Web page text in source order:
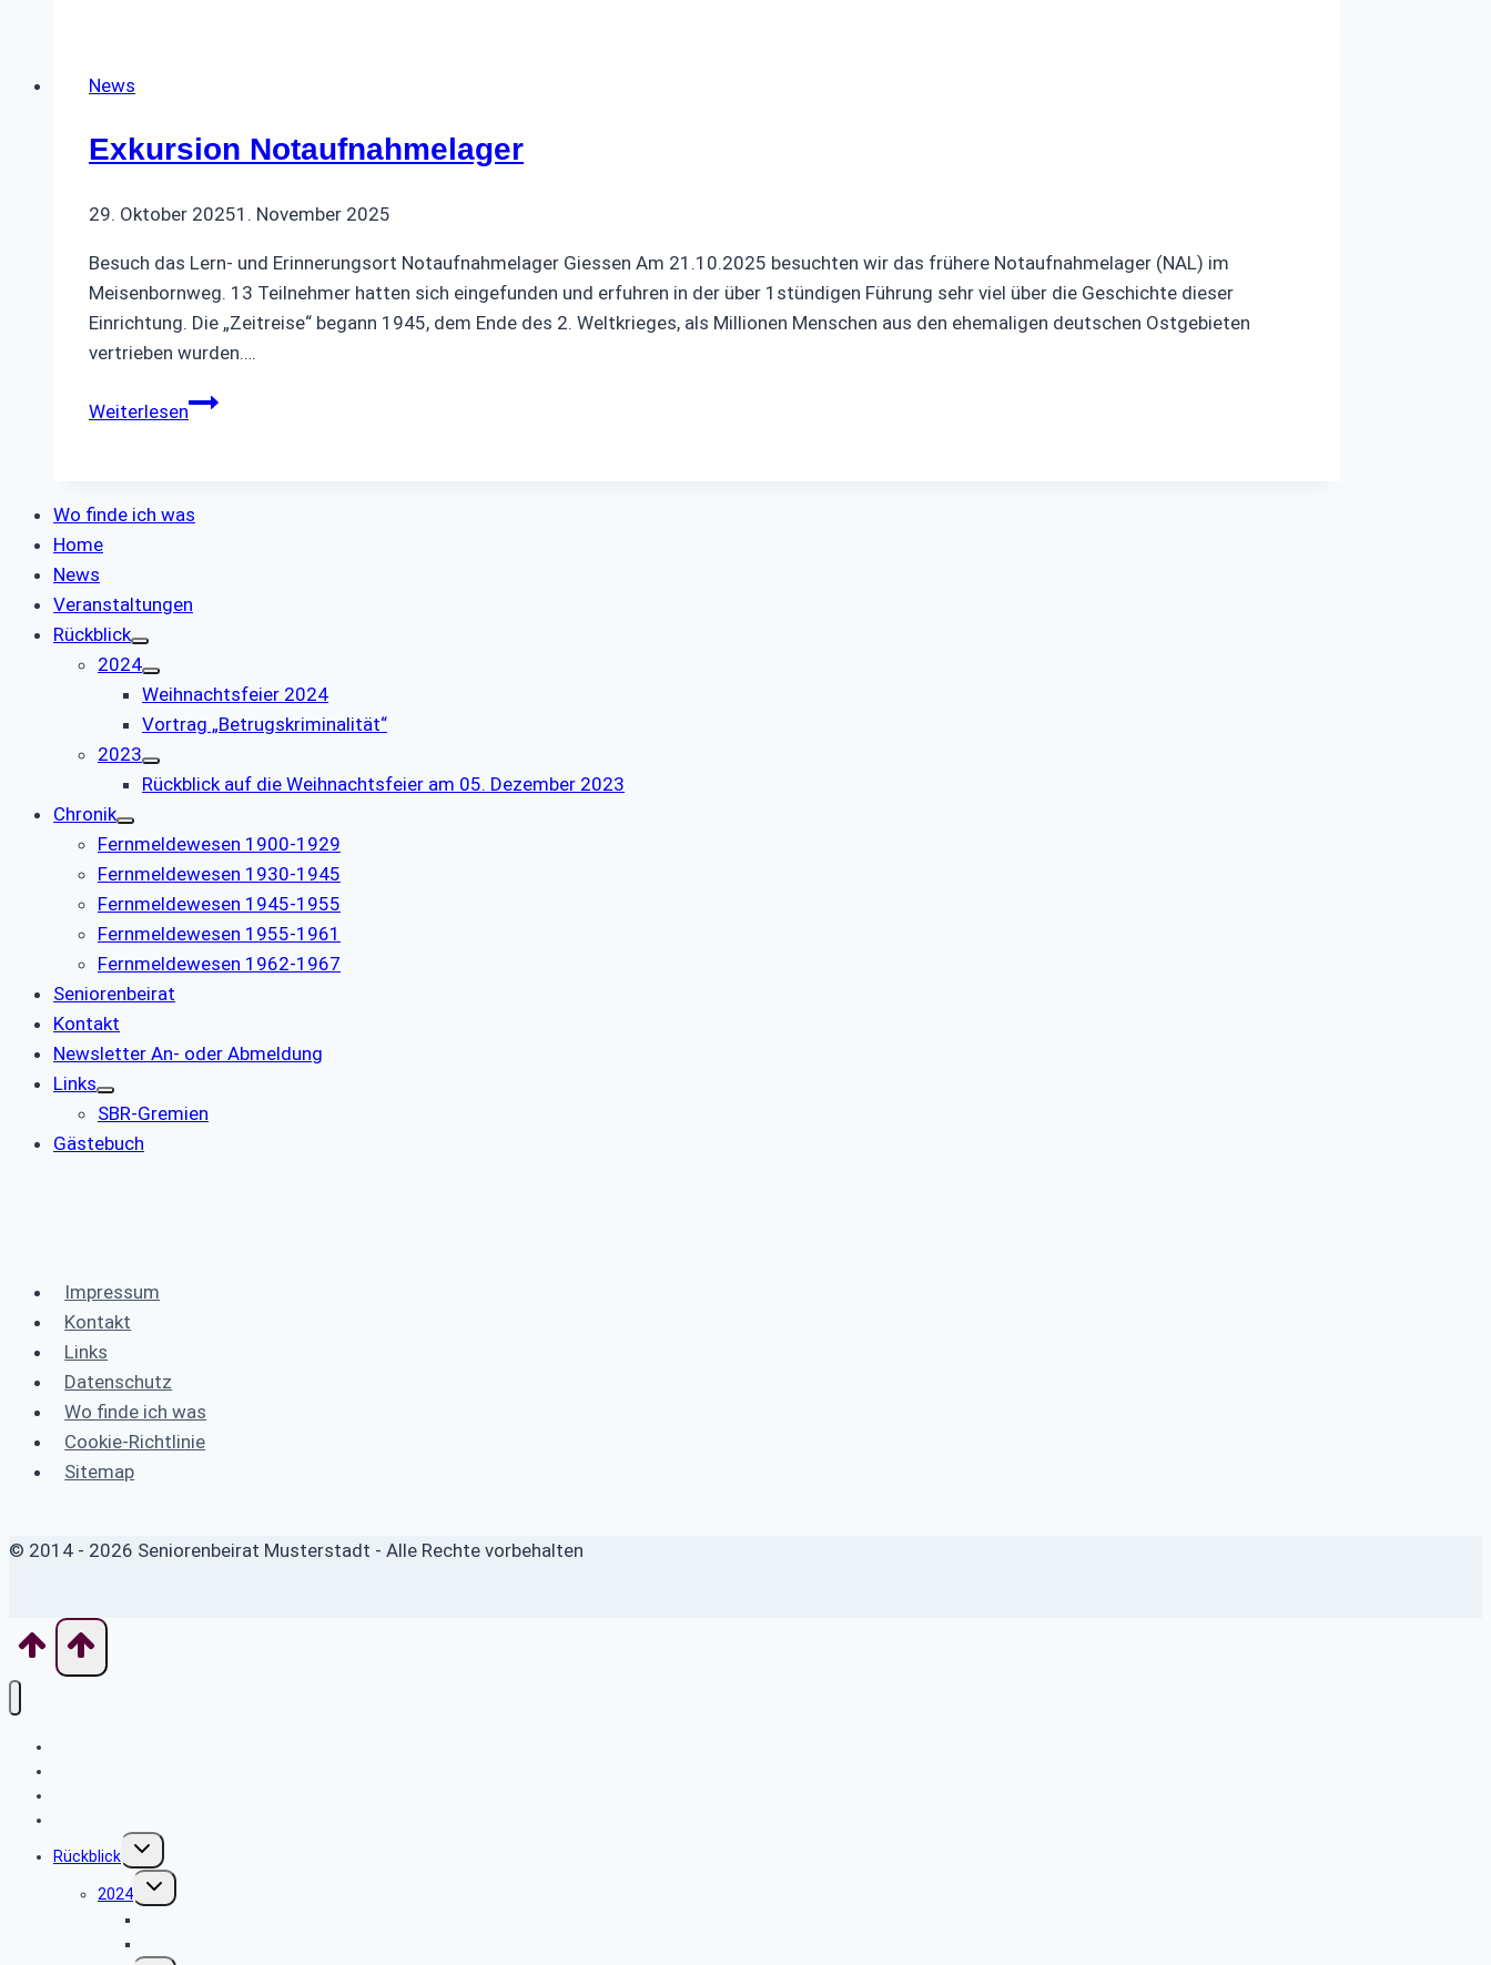
News
Exkursion Notaufnahmelager
29. Oktober 20251. November 2025
Besuch das Lern- und Erinnerungsort Notaufnahmelager Giessen Am 21.10.2025 besuchten wir das frühere Notaufnahmelager (NAL) im
Meisenbornweg. 13 Teilnehmer hatten sich eingefunden und erfuhren in der über 1stündigen Führung sehr viel über die Geschichte dieser
Einrichtung. Die „Zeitreise“ begann 1945, dem Ende des 2. Weltkrieges, als Millionen Menschen aus den ehemaligen deutschen Ostgebieten
vertrieben wurden….
WeiterlesenExkursion
Wo finde ich was
Home
News
Veranstaltungen
Rückblick
2024
Weihnachtsfeier 2024
Vortrag „Betrugskriminalität“
2023
Rückblick auf die Weihnachtsfeier am 05. Dezember 2023
Chronik
Fernmeldewesen 1900-1929
Fernmeldewesen 1930-1945
Fernmeldewesen 1945-1955
Fernmeldewesen 1955-1961
Fernmeldewesen 1962-1967
Seniorenbeirat
Kontakt
Newsletter An- oder Abmeldung
Links
SBR-Gremien
Gästebuch
Impressum
Kontakt
Links
Datenschutz
Wo finde ich was
Cookie-Richtlinie
Sitemap
© 2014 - 2026 Seniorenbeirat Musterstadt - Alle Rechte vorbehalten
Rückblick
Untermenü
umschalten
2024
Untermenü
umschalten